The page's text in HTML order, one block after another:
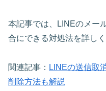
本記事では、LINEのメー
合にできる対処法を詳しく
関連記事： LINEの送信取
削除方法も解説